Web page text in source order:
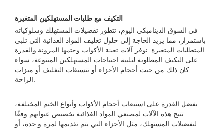
التكيف مع طلبات المستهلكين المتغيرة
في السوق الديناميكي اليوم، تتطور تفضيلات المستهلك وسلوكياته
باستمرار، مما يزيد الحاجة إلى حلول تغليف المواد الغذائية التي تلبي
المتطلبات المتغيرة. توفر آلات تعبئة الأكواب وختمها المرونة والقدرة
على التكيف المطلوبة لتلبية احتياجات المستهلكين المتنوعة، سواء
كان ذلك من حيث أحجام الأجزاء أو تنسيقات التغليف أو ميزات
بفضل القدرة على استيعاب أحجام الأكواب وأنواع الختم المختلفة،
تتيح هذه الآلات لمصنعي المواد الغذائية تخصيص عبواتهم وفقًا
لتفضيلات المستهلك، مثل الأجزاء التي يتم تقديمها لمرة واحدة، أو